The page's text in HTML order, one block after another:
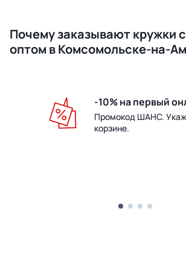
Почему заказывают кружки
оптом в Комсомольске-на-
-10% на первый
Промокод ШАНС.
корзине.